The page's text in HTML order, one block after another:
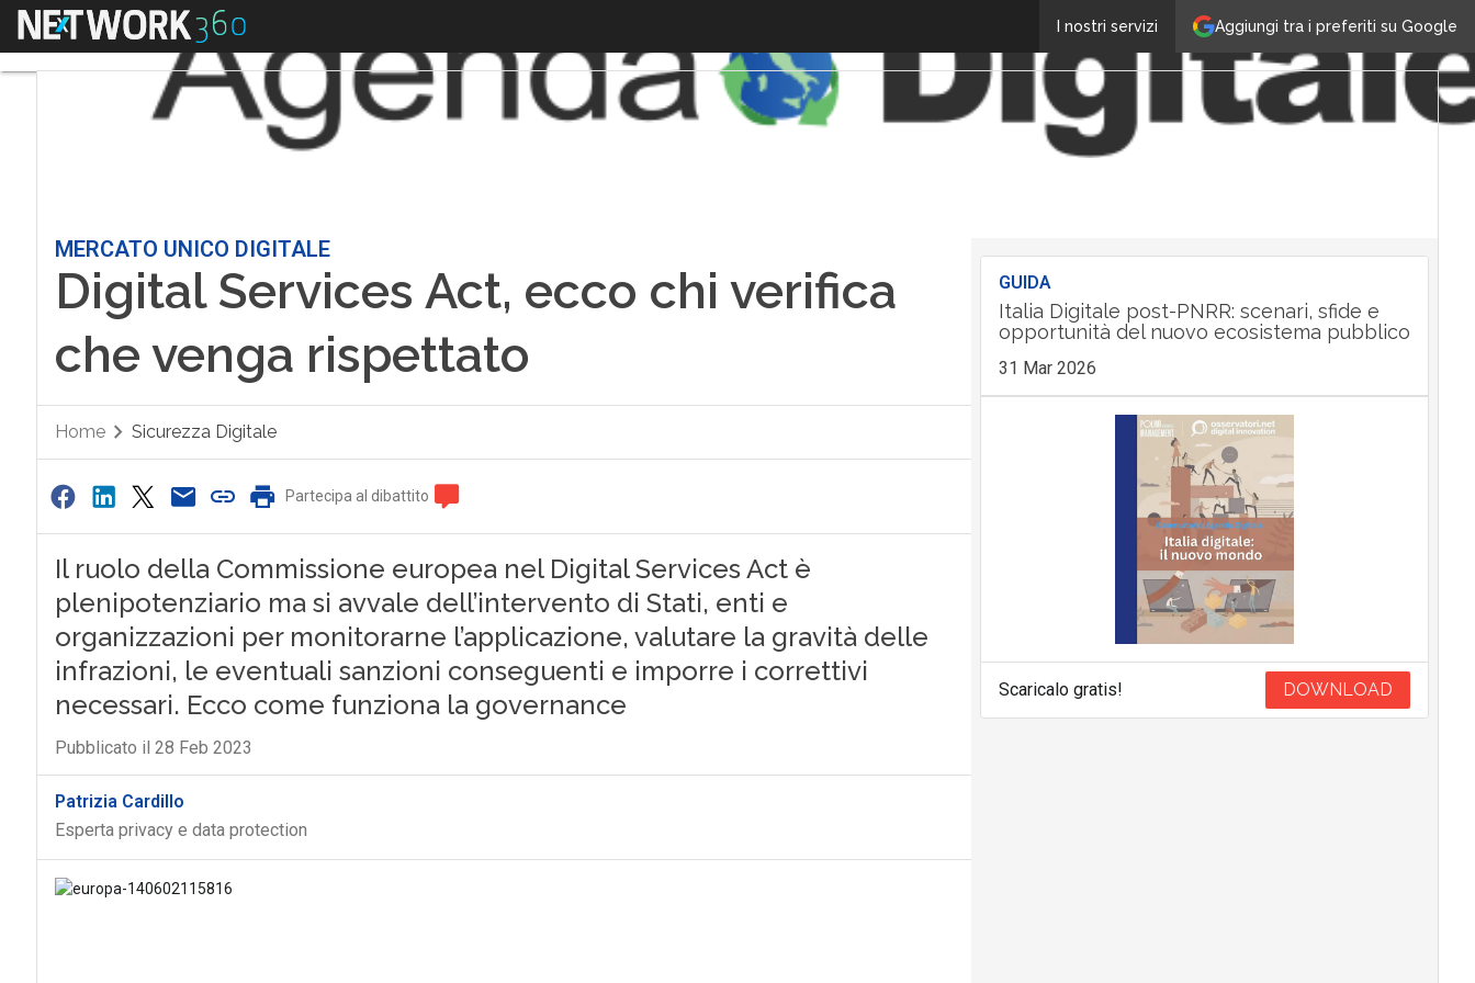
Aggiungi tra i preferiti su Google
I nostri servizi
Menu
MERCATO UNICO DIGITALE
Digital Services Act, ecco chi verifica
che venga rispettato
Home Sicurezza Digitale
Partecipa al dibattito
Il ruolo della Commissione europea nel Digital Services Act è
plenipotenziario ma si avvale dell’intervento di Stati, enti e
organizzazioni per monitorarne l’applicazione, valutare la gravità delle
infrazioni, le eventuali sanzioni conseguenti e imporre i correttivi
necessari. Ecco come funziona la governance
Pubblicato il 28 Feb 2023
Patrizia Cardillo
Esperta privacy e data protection
GUIDA
Italia Digitale post-PNRR: scenari, sfide e
opportunità del nuovo ecosistema pubblico
31 Mar 2026
Scaricalo gratis! DOWNLOAD